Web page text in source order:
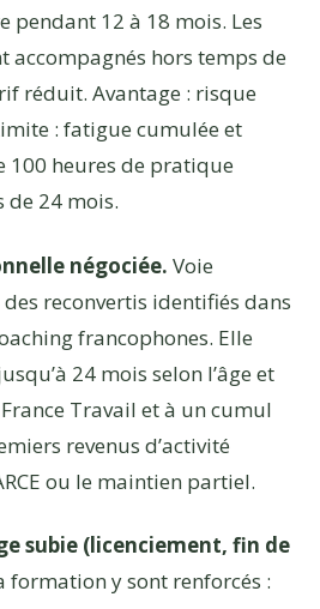
pendant 12 à 18 mois. Les
accompagnés hors temps de
réduit. Avantage : risque
: fatigue cumulée et
heures de pratique
de 24 mois.
négociée. Voie
reconvertis identifiés dans
francophones. Elle
24 mois selon l’âge et
France Travail et à un cumul
revenus d’activité
ou le maintien partiel.
subie (licenciement, fin de
formation y sont renforcés :